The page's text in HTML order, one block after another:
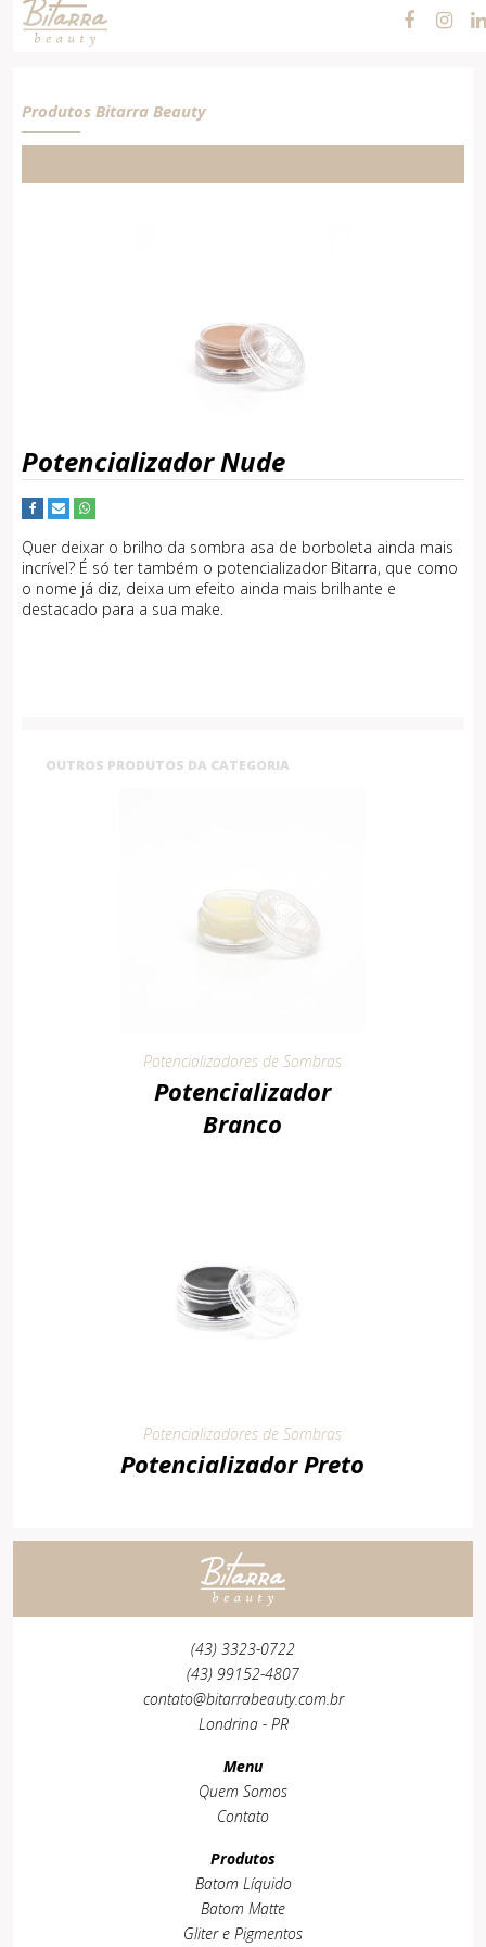
Nude
Produtos Bitarra Beauty
Potencializador Nude
Quer deixar o brilho da sombra asa de borboleta ainda mais
incrível? É só ter também o potencializador Bitarra, que como
o nome já diz, deixa um efeito ainda mais brilhante e
destacado para a sua make.
OUTROS PRODUTOS DA CATEGORIA
Potencializadores de Sombras
Potencializador
Branco
Potencializadores de Sombras
Potencializador Preto
(43) 3323-0722
(43) 99152-4807
contato@bitarrabeauty.com.br
Londrina - PR
Menu
Quem Somos
Contato
Produtos
Batom Líquido
Batom Matte
Gliter e Pigmentos